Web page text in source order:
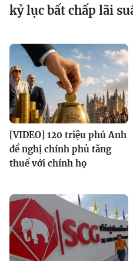
kỷ lục bất chấp lãi
[VIDEO] 120 triệu phú Anh
đề nghị chính phủ tăng
thuế với chính họ